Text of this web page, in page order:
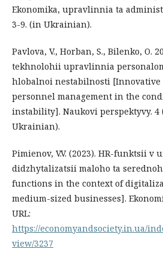
Ekonomika, upravlinnia ta
3-9. (in Ukrainian).
Pavlova, V., Horban, S., Bilenko, O.
tekhnolohii upravlinnia
hlobalnoi nestabilnosti [Innovative
personnel management in the
instability]. Naukovi perspektyvy. 4
Ukrainian).
Pimienov, V.V. (2023). HR-funktsii v
didzhytalizatsii maloho ta
functions in the context of
medium-sized businesses].
URL:
https://economyandsociety.in.ua/
view/3237